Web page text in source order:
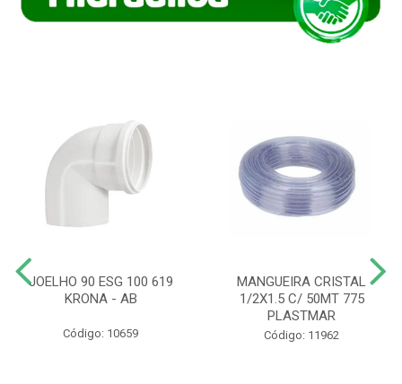
JOELHO 90 ESG 100 619
KRONA - AB
Código: 10659
MANGUEIRA CRISTAL
1/2X1.5 C/ 50MT 775
PLASTMAR
Código: 11962